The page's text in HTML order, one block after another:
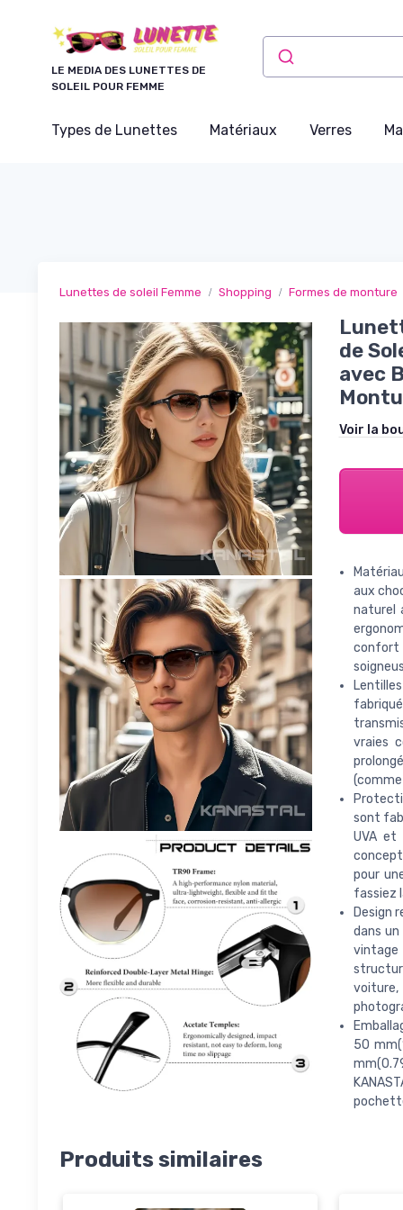
LE MEDIA DES LUNETTES DE
SOLEIL POUR FEMME
Types de Lunettes Matériaux Verres
Lunettes de soleil Femme Shopping Formes de monture
de
avec
Voir la
aux
naturel
confort
vraies
sont
UVA
pour
fassiez
Design
dans
voiture,
50
Produits similaires